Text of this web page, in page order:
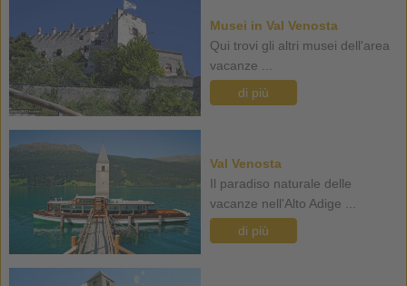
Musei in Val Venosta
Qui trovi gli altri musei dell'area
vacanze ...
di più
Val Venosta
Il paradiso naturale delle
vacanze nell'Alto Adige ...
di più